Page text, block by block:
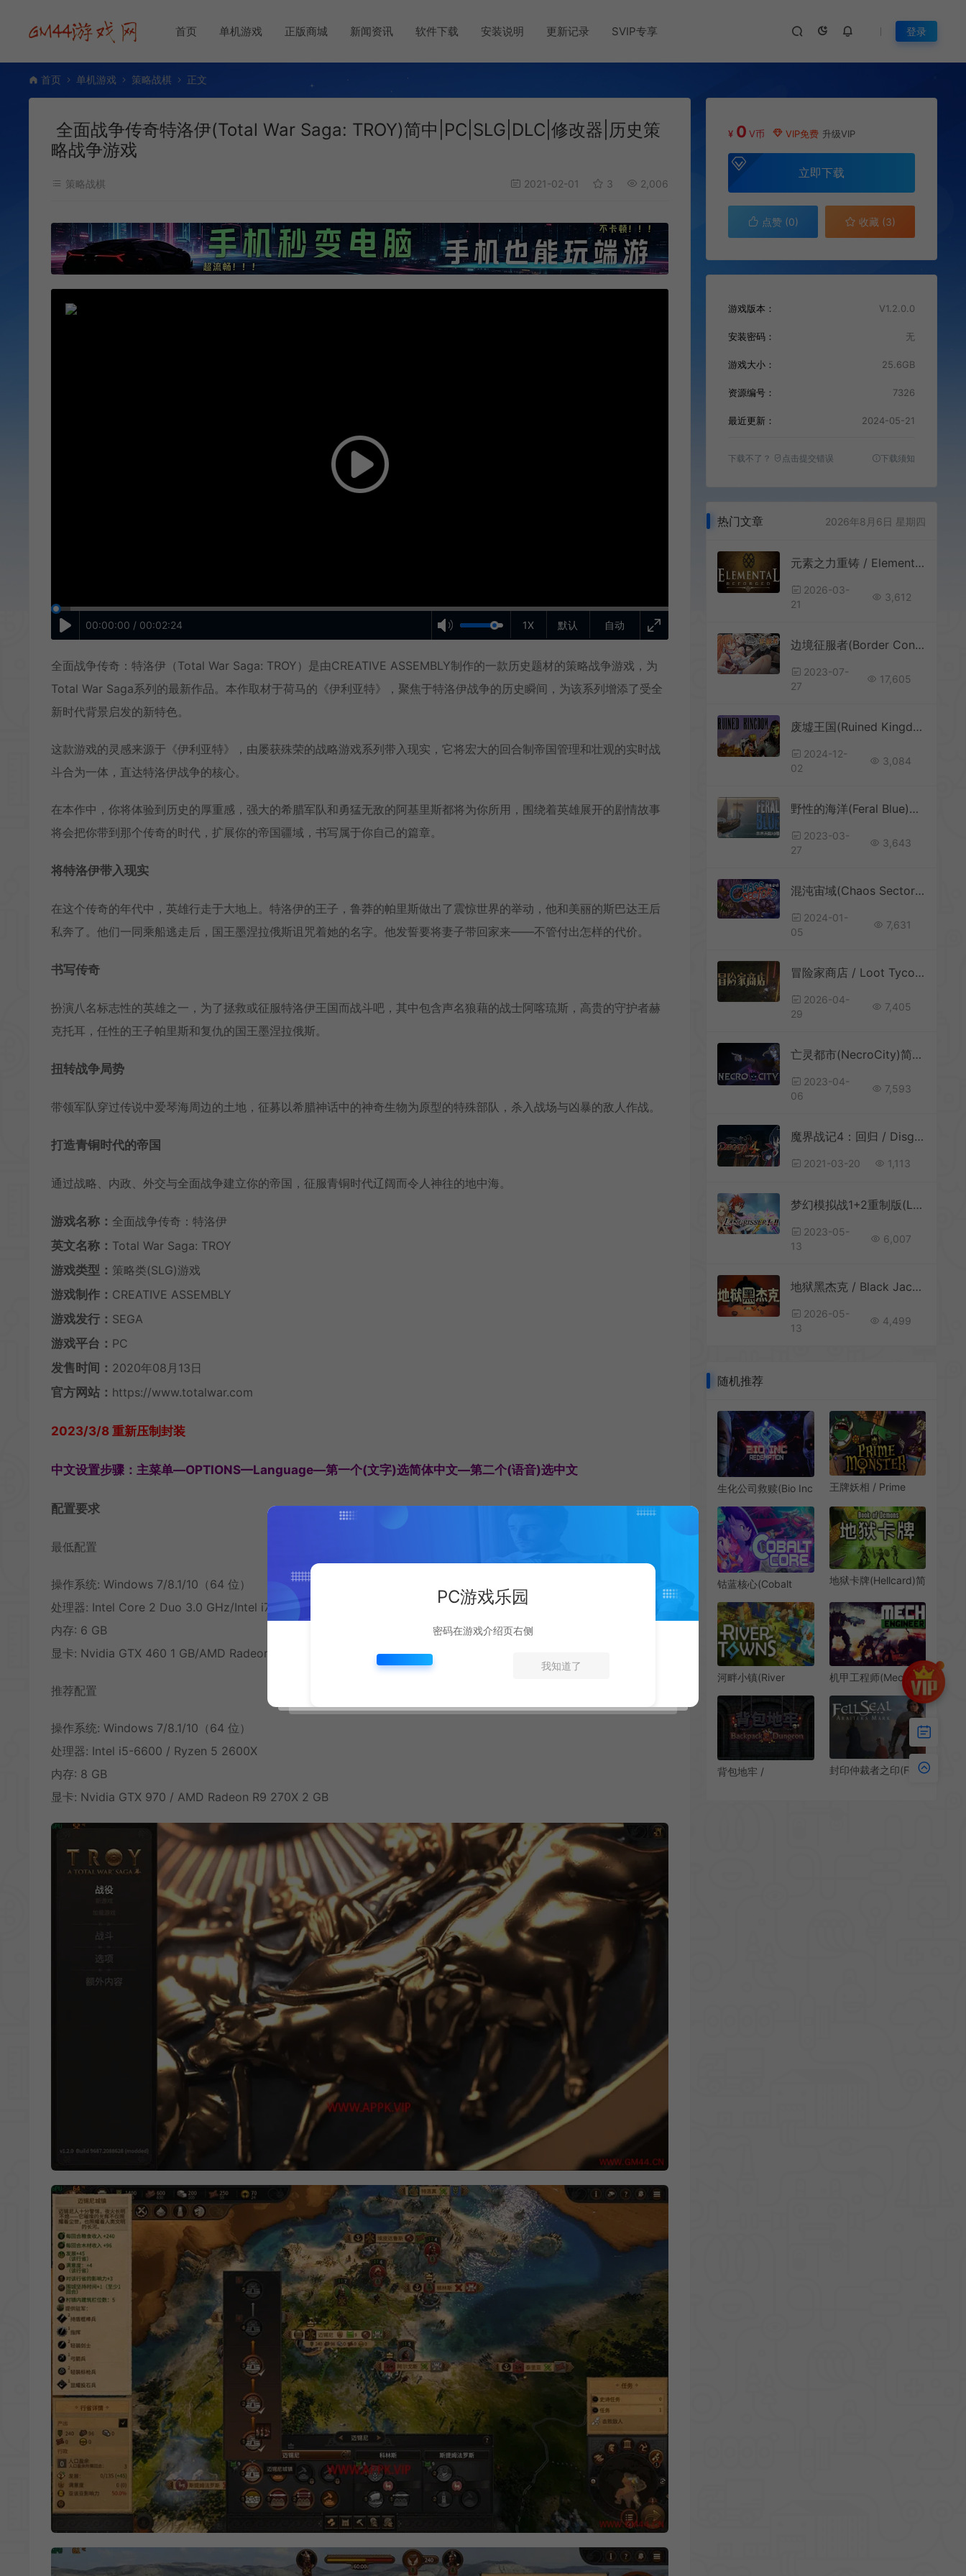
首页 单机游戏 正版商城 新闻资讯 软件下载 安装说明 更新记录 SVIP专享 登录
首页 单机游戏 策略战棋 正文
全面战争传奇特洛伊(Total War Saga: TROY)简中|PC|SLG|DLC|修改器|历史策
略战争游戏
策略战棋 2021-02-01 3 2,006
自动
1X 默认
00:00:00 / 00:02:24
全面战争传奇：特洛伊（Total War Saga: TROY）是由CREATIVE ASSEMBLY制作的一款历史题材的策略战争游戏，为
Total War Saga系列的最新作品。本作取材于荷马的《伊利亚特》，聚焦于特洛伊战争的历史瞬间，为该系列增添了受全
新时代背景启发的新特色。
这款游戏的灵感来源于《伊利亚特》，由屡获殊荣的战略游戏系列带入现实，它将宏大的回合制帝国管理和壮观的实时战
斗合为一体，直达特洛伊战争的核心。
在本作中，你将体验到历史的厚重感，强大的希腊军队和勇猛无敌的阿基里斯都将为你所用，围绕着英雄展开的剧情故事
将会把你带到那个传奇的时代，扩展你的帝国疆域，书写属于你自己的篇章。
将特洛伊带入现实
在这个传奇的年代中，英雄行走于大地上。特洛伊的王子，鲁莽的帕里斯做出了震惊世界的举动，他和美丽的斯巴达王后
私奔了。他们一同乘船逃走后，国王墨涅拉俄斯诅咒着她的名字。他发誓要将妻子带回家来——不管付出怎样的代价。
书写传奇
扮演八名标志性的英雄之一，为了拯救或征服特洛伊王国而战斗吧，其中包含声名狼藉的战士阿喀琉斯，高贵的守护者赫
克托耳，任性的王子帕里斯和复仇的国王墨涅拉俄斯。
扭转战争局势
带领军队穿过传说中爱琴海周边的土地，征募以希腊神话中的神奇生物为原型的特殊部队，杀入战场与凶暴的敌人作战。
打造青铜时代的帝国
通过战略、内政、外交与全面战争建立你的帝国，征服青铜时代辽阔而令人神往的地中海。
游戏名称： 全面战争传奇：特洛伊
英文名称： Total War Saga: TROY
游戏类型： 策略类(SLG)游戏
游戏制作： CREATIVE ASSEMBLY
游戏发行： SEGA
游戏平台： PC
发售时间： 2020年08月13日
官方网站： https://www.totalwar.com
2023/3/8 重新压制封装
中文设置步骤：主菜单—OPTIONS—Language—第一个(文字)选简体中文—第二个(语音)选中文
配置要求
最低配置
操作系统: Windows 7/8.1/10（64 位）
处理器: Intel Core 2 Duo 3.0 GHz/Intel i7 8550U 1.80GHz
内存: 6 GB
显卡: Nvidia GTX 460 1 GB/AMD Radeon HD 5770
推荐配置
操作系统: Windows 7/8.1/10（64 位）
处理器: Intel i5-6600 / Ryzen 5 2600X
内存: 8 GB
显卡: Nvidia GTX 970 / AMD Radeon R9 270X 2 GB
¥ 0 V币 VIP免费 升级VIP
立即下载
点赞 (0) 收藏 (3)
游戏版本： V1.2.0.0
安装密码： 无
游戏大小： 25.6GB
资源编号： 7326
最近更新： 2024-05-21
下载不了？ 点击提交错误 下载须知
热门文章 2026年8月6日 星期四
元素之力重铸 / Elemental Reforged 回合制奇幻策略游戏
2026-03-
21
3,612
边境征服者(Border Conqueror)卡通战争模拟策略游戏|下载
2023-07-
27
17,605
废墟王国(Ruined Kingdom)反向塔防游戏|中文|攻略|视频|免费下载
2024-12-
02
3,084
野性的海洋(Feral Blue)简中|PC|SLG|海战模拟城市建设策略游戏
2023-03-
27
3,643
混沌宙域(Chaos Sector)简中|PC|SLG|复古风格策略游戏
2024-01-
05
7,631
冒险家商店 / Loot Tycoon 暗黑风放置刷宝游戏
2026-04-
29
7,405
亡灵都市(NecroCity)简中|PC|亡灵建造塔防游戏
2023-04-
06
7,593
魔界战记4：回归 / Disgaea 4 Return 策略模拟RPG游戏
2021-03-20 1,113
梦幻模拟战1+2重制版(Langrisser I & II)简中|PC|SLG|回合制卡通策略游戏
2023-05-
13
6,007
地狱黑杰克 / Black Jacket 卡牌策略构筑游戏
2026-05-
13
4,499
随机推荐
生化公司救赎(Bio Inc
学模拟策略游戏|下载
王牌妖相 / Prime
牌游戏
钴蓝核心(Cobalt
构游戏|下载
地狱卡牌(Hellcard)简
游戏
河畔小镇(River
机甲工程师(Mech
中|PC|SLG|暗黑风科
幻策略游戏
背包地牢 /
封印仲裁者之印(Fell
PC游戏乐园
密码在游戏介绍页右侧
我知道了